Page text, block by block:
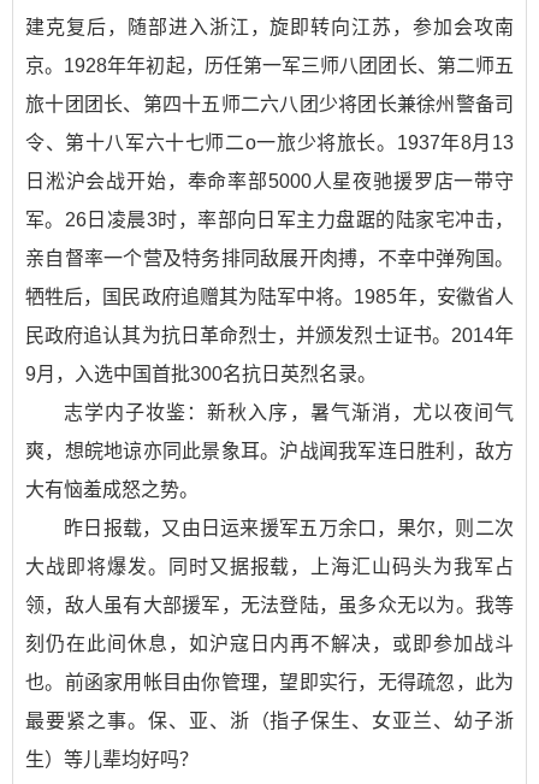
建克复后，随部进入浙江，旋即转向江苏，参加会攻南
京。1928年年初起，历任第一军三师八团团长、第二师五
旅十团团长、第四十五师二六八团少将团长兼徐州警备司
令、第十八军六十七师二o一旅少将旅长。1937年8月13
日淞沪会战开始，奉命率部5000人星夜驰援罗店一带守
军。26日凌晨3时，率部向日军主力盘踞的陆家宅冲击，
亲自督率一个营及特务排同敌展开肉搏，不幸中弹殉国。
牺牲后，国民政府追赠其为陆军中将。1985年，安徽省人
民政府追认其为抗日革命烈士，并颁发烈士证书。2014年
9月，入选中国首批300名抗日英烈名录。
志学内子妆鉴：新秋入序，暑气渐消，尤以夜间气
爽，想皖地谅亦同此景象耳。沪战闻我军连日胜利，敌方
大有恼羞成怒之势。
昨日报载，又由日运来援军五万余口，果尔，则二次
大战即将爆发。同时又据报载，上海汇山码头为我军占
领，敌人虽有大部援军，无法登陆，虽多众无以为。我等
刻仍在此间休息，如沪寇日内再不解决，或即参加战斗
也。前函家用帐目由你管理，望即实行，无得疏忽，此为
最要紧之事。保、亚、浙（指子保生、女亚兰、幼子浙
生）等儿辈均好吗？